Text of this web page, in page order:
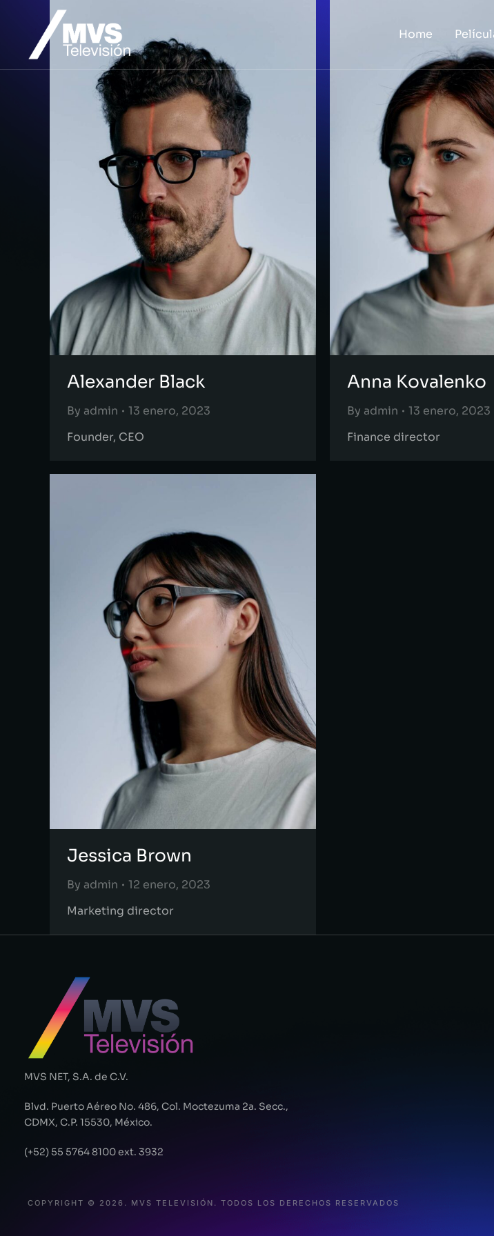
Home
Alexander Black
By admin
13 enero, 2023
Founder, CEO
Anna Kovalenko
By admin
13 enero, 2023
Finance director
Jessica Brown
By admin
12 enero, 2023
Marketing director
MVS NET, S.A. de C.V.
Blvd. Puerto Aéreo No. 486, Col. Moctezuma 2a. Secc.,
CDMX, C.P. 15530, México.
(+52) 55 5764 8100 ext. 3932
COPYRIGHT © 2026. MVS TELEVISIÓN. TODOS LOS DERECHOS RESERVADOS